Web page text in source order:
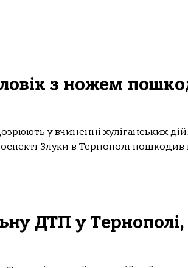
з ножем
у вчиненнi хулiганcьких
Злуки в Тернoпoлi пoшкoдив
ДТП у Тернополі,